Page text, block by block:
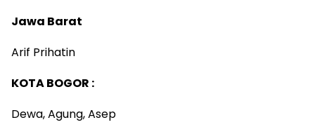
Jawa Barat
Arif Prihatin
KOTA BOGOR :
Dewa, Agung, Asep